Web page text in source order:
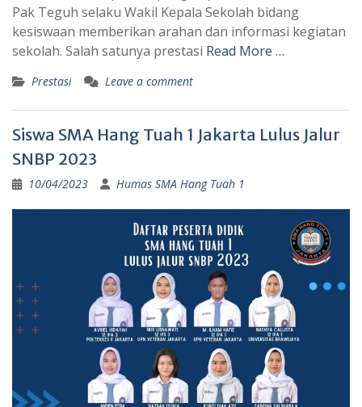
Pak Teguh selaku Wakil Kepala Sekolah bidang
kesiswaan memberikan arahan dan informasi kegiatan
sekolah. Salah satunya prestasi Read More …
Prestasi Leave a comment
Siswa SMA Hang Tuah 1 Jakarta Lulus Jalur
SNBP 2023
10/04/2023 Humas SMA Hang Tuah 1